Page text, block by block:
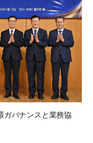
ガバナンスと業務協